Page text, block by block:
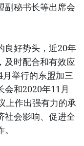
副秘书长等出席会
良好势头，近20年
及时配合和有效应
举行的东盟加三
会和2020年11月
上作出强有力的承
社会影响、促进全